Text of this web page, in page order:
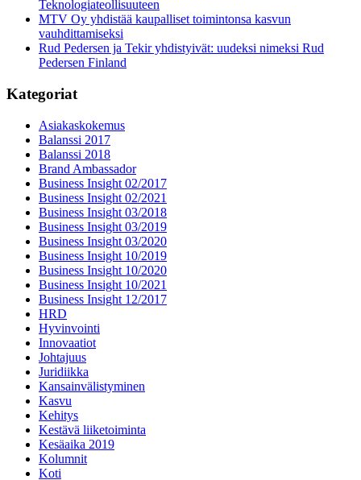
Teknologiateollisuuteen
MTV Oy yhdistää kaupalliset toimintonsa kasvun
vauhdittamiseksi
Rud Pedersen ja Tekir yhdistyivät: uudeksi nimeksi Rud
Pedersen Finland
Kategoriat
Asiakaskokemus
Balanssi 2017
Balanssi 2018
Brand Ambassador
Business Insight 02/2017
Business Insight 02/2021
Business Insight 03/2018
Business Insight 03/2019
Business Insight 03/2020
Business Insight 10/2019
Business Insight 10/2020
Business Insight 10/2021
Business Insight 12/2017
HRD
Hyvinvointi
Innovaatiot
Johtajuus
Juridiikka
Kansainvälistyminen
Kasvu
Kehitys
Kestävä liiketoiminta
Kesäaika 2019
Kolumnit
Koti